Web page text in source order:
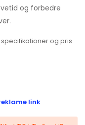
og forbedre
og pris
link